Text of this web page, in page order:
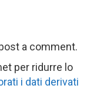
a comment.
per ridurre lo
i dati derivati